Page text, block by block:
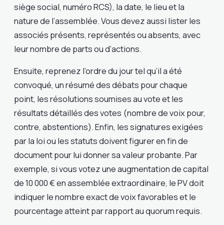
siège social, numéro RCS), la date, le lieu et la
nature de l’assemblée. Vous devez aussi lister les
associés présents, représentés ou absents, avec
leur nombre de parts ou d’actions.
Ensuite, reprenez l’ordre du jour tel qu’il a été
convoqué, un résumé des débats pour chaque
point, les résolutions soumises au vote et les
résultats détaillés des votes (nombre de voix pour,
contre, abstentions). Enfin, les signatures exigées
par la loi ou les statuts doivent figurer en fin de
document pour lui donner sa valeur probante. Par
exemple, si vous votez une augmentation de capital
de 10 000 € en assemblée extraordinaire, le PV doit
indiquer le nombre exact de voix favorables et le
pourcentage atteint par rapport au quorum requis.